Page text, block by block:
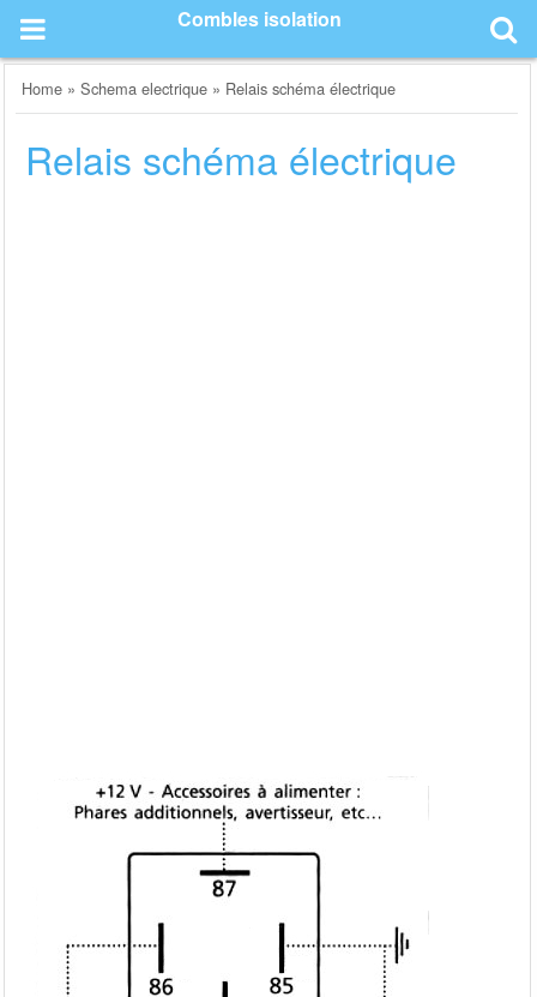
content
Combles isolation
Home »Schema electrique » Relais schéma électrique
Relais schéma électrique